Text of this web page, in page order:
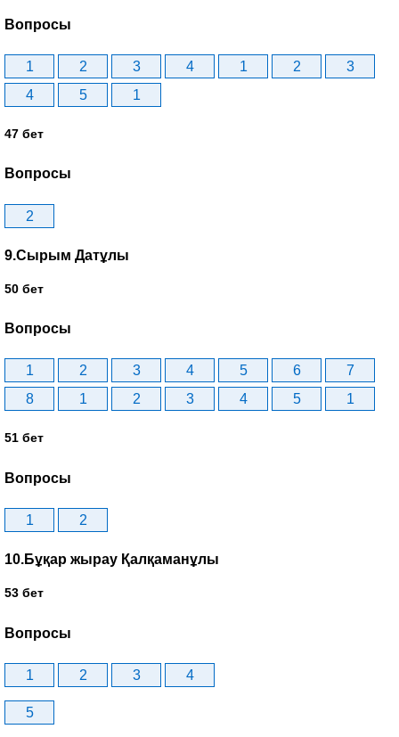
Вопросы
1 2 3 4 1 2
3
4
5 1
47 бет
Вопросы
2
9.Сырым Датұлы
50 бет
Вопросы
1 2 3 4 5 6
7
8
1 2 3 4 5 1
51 бет
Вопросы
1 2
10.Бұқар жырау Қалқаманұлы
53 бет
Вопросы
1 2 3 4
5